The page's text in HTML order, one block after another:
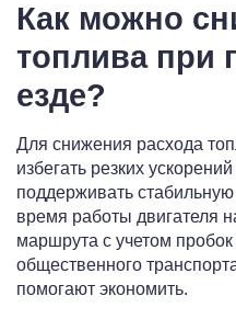
Как можно
топлива при
езде?
Для снижения расхода
избегать резких
поддерживать
время работы двигателя
маршрута с учетом
общественного
помогают экономить.